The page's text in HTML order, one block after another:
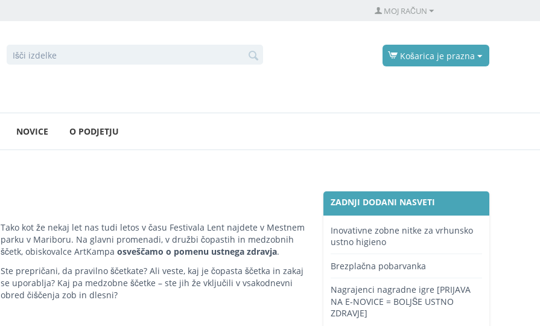
MOJ RAČUN
Košarica je prazna
NOVICE O PODJETJU
Tako kot že nekaj let nas tudi letos v času Festivala Lent najdete v Mestnem
parku v Mariboru. Na glavni promenadi, v družbi čopastih in medzobnih
ščetk, obiskovalce ArtKampa osveščamo o pomenu ustnega zdravja.
Ste prepričani, da pravilno ščetkate? Ali veste, kaj je čopasta ščetka in zakaj
se uporablja? Kaj pa medzobne ščetke – ste jih že vključili v vsakodnevni
obred čiščenja zob in dlesni?
ZADNJI DODANI NASVETI
Inovativne zobne nitke za vrhunsko
ustno higieno
Brezplačna pobarvanka
Nagrajenci nagradne igre [PRIJAVA
NA E-NOVICE = BOLJŠE USTNO
ZDRAVJE]